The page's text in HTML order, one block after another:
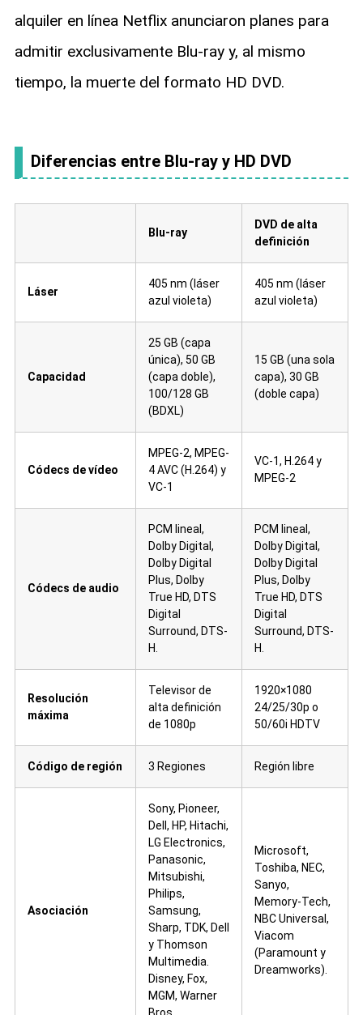
alquiler en línea Netflix anunciaron planes para
admitir exclusivamente Blu-ray y, al mismo
tiempo, la muerte del formato HD DVD.
Diferencias entre Blu-ray y HD DVD
Blu-ray
DVD de alta
definición
Láser
405 nm (láser
azul violeta)
405 nm (láser
azul violeta)
Capacidad
25 GB (capa
única), 50 GB
(capa doble),
100/128 GB
(BDXL)
15 GB (una sola
capa), 30 GB
(doble capa)
Códecs de vídeo
MPEG-2, MPEG-
4 AVC (H.264) y
VC-1
VC-1, H.264 y
MPEG-2
Códecs de audio
PCM lineal,
Dolby Digital,
Dolby Digital
Plus, Dolby
True HD, DTS
Digital
Surround, DTS-
H.
PCM lineal,
Dolby Digital,
Dolby Digital
Plus, Dolby
True HD, DTS
Digital
Surround, DTS-
H.
Resolución
máxima
Televisor de
alta definición
de 1080p
1920×1080
24/25/30p o
50/60i HDTV
Código de región 3 Regiones Región libre
Asociación
Sony, Pioneer,
Dell, HP, Hitachi,
LG Electronics,
Panasonic,
Mitsubishi,
Philips,
Samsung,
Sharp, TDK, Dell
y Thomson
Multimedia.
Disney, Fox,
MGM, Warner
Bros.
Microsoft,
Toshiba, NEC,
Sanyo,
Memory-Tech,
NBC Universal,
Viacom
(Paramount y
Dreamworks).